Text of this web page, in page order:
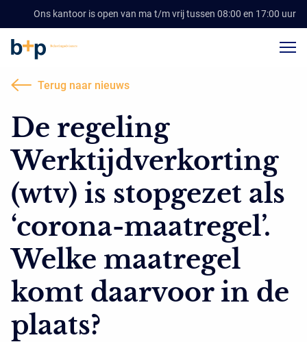
Ons kantoor is open van ma t/m vrij tussen 08:00 en 17:00 uur
Terug naar nieuws
De regeling
Werktijdverkorting
(wtv) is stopgezet als
‘corona-maatregel’.
Welke maatregel
komt daarvoor in de
plaats?